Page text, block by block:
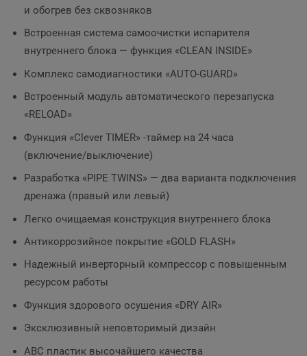
и обогрев без сквозняков
Встроенная система самоочистки испарителя
внутреннего блока — функция «CLEAN INSIDE»
Комплекс самодиагностики «AUTO-GUARD»
Встроенный модуль автоматического перезапуска
«RELOAD»
Функция «Сlever TIMER» -таймер на 24 часа
(включение/выключение)
Разработка «PIPE TWINS» — два варианта подключения
дренажа (правый или левый)
Легко очищаемая конструкция внутреннего блока
Антикоррозийное покрытие «GOLD FLASH»
Надежный инверторный компрессор с повышенным
ресурсом работы
Функция здорового осушения «DRY AIR»
Эксклюзивный неповторимый дизайн
ABC пластик высочайшего качества